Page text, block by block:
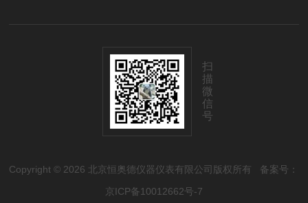
扫
描
微
信
号
Copyright © 2026 北京恒奥德仪器仪表有限公司版权所有 备案号：
京ICP备10012662号-7